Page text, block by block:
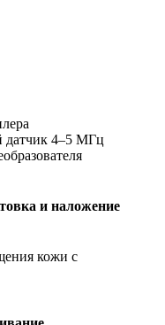
датчик 4–5 МГц
и наложение
кожи с